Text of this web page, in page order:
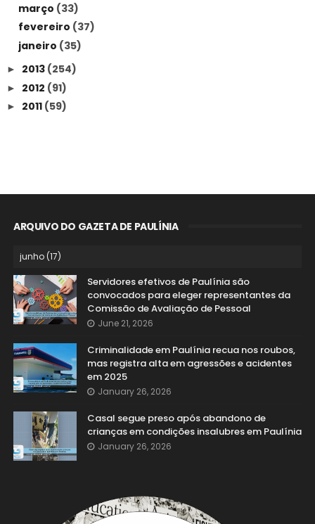
março (33)
fevereiro (37)
janeiro (35)
► 2013 (254)
► 2012 (91)
► 2011 (59)
ARQUIVO DO GAZETA DE PAULÍNIA
Servidores efetivos de Paulínia são
convocados para eleger representantes da
Comissão de Avaliação de Pessoal
June 21, 2026
Criminalidade em Paulínia recua nos roubos,
mas registra alta em agressões e acidentes
em 2025
January 26, 2026
Casal segue preso após abandono de
crianças em condições insalubres em Paulínia
January 26, 2026